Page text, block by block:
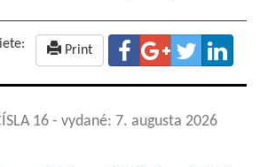
Print
16 - vydané: 7. augusta 2026